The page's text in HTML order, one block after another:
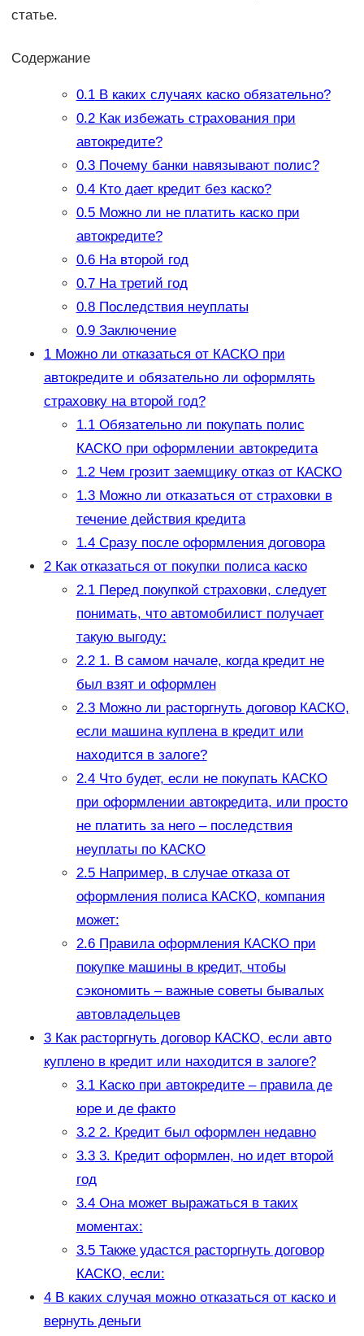
статье.
Содержание
0.1В каких случаях каско обязательно?
0.2Как избежать страхования при
автокредите?
0.3Почему банки навязывают полис?
0.4Кто дает кредит без каско?
0.5Можно ли не платить каско при
автокредите?
0.6На второй год
0.7На третий год
0.8Последствия неуплаты
0.9Заключение
1Можно ли отказаться от КАСКО при
автокредите и обязательно ли оформлять
страховку на второй год?
1.1Обязательно ли покупать полис
КАСКО при оформлении автокредита
1.2Чем грозит заемщику отказ от КАСКО
1.3Можно ли отказаться от страховки в
течение действия кредита
1.4Сразу после оформления договора
2Как отказаться от покупки полиса каско
2.1Перед покупкой страховки, следует
понимать, что автомобилист получает
такую выгоду:
2.21. В самом начале, когда кредит не
был взят и оформлен
2.3Можно ли расторгнуть договор КАСКО,
если машина куплена в кредит или
находится в залоге?
2.4Что будет, если не покупать КАСКО
при оформлении автокредита, или просто
не платить за него – последствия
неуплаты по КАСКО
2.5Например, в случае отказа от
оформления полиса КАСКО, компания
может:
2.6Правила оформления КАСКО при
покупке машины в кредит, чтобы
сэкономить – важные советы бывалых
автовладельцев
3Как расторгнуть договор КАСКО, если авто
куплено в кредит или находится в залоге?
3.1Каско при автокредите – правила де
юре и де факто
3.22. Кредит был оформлен недавно
3.33. Кредит оформлен, но идет второй
год
3.4Она может выражаться в таких
моментах:
3.5Также удастся расторгнуть договор
КАСКО, если:
4В каких случая можно отказаться от каско и
вернуть деньги